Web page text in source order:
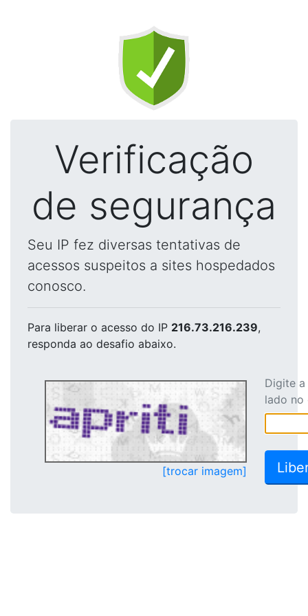
Verificação
de segurança
Seu IP fez diversas tentativas de
acessos suspeitos a sites hospedados
conosco.
Para liberar o acesso do IP 216.73.216.239,
responda ao desafio abaixo.
[trocar imagem]
Digite
lado no